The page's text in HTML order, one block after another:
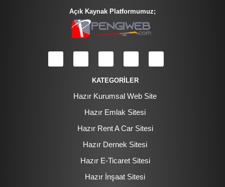
Açık Kaynak Platformumuz;
KATEGORİLER
Hazır Kurumsal Web Site
Hazır Emlak Sitesi
Hazır Rent A Car Sitesi
Hazır Dernek Sitesi
Hazır E-Ticaret Sitesi
Hazır İnşaat Sitesi